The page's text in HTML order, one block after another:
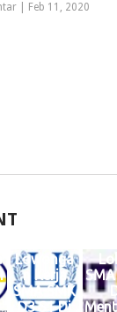
| Feb 11, 2020
Lowonga
n Kerja
SMA SMK
D3 S1 Di